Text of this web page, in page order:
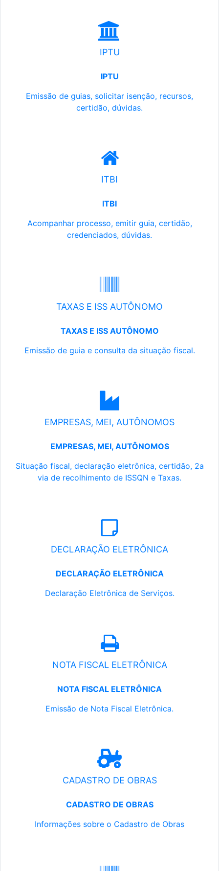
IPTU
IPTU
Emissão de guias, solicitar isenção, recursos,
certidão, dúvidas.
ITBI
ITBI
Acompanhar processo, emitir guia, certidão,
credenciados, dúvidas.
TAXAS E ISS AUTÔNOMO
TAXAS E ISS AUTÔNOMO
Emissão de guia e consulta da situação fiscal.
EMPRESAS, MEI, AUTÔNOMOS
EMPRESAS, MEI, AUTÔNOMOS
Situação fiscal, declaração eletrônica, certidão, 2a
via de recolhimento de ISSQN e Taxas.
DECLARAÇÃO ELETRÔNICA
DECLARAÇÃO ELETRÔNICA
Declaração Eletrônica de Serviços.
NOTA FISCAL ELETRÔNICA
NOTA FISCAL ELETRÔNICA
Emissão de Nota Fiscal Eletrônica.
CADASTRO DE OBRAS
CADASTRO DE OBRAS
Informações sobre o Cadastro de Obras